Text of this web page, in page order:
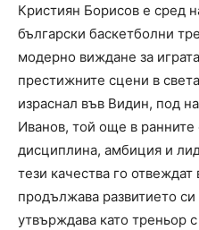
Кристиян Борисов е сред
български баскетболни
модерно виждане за
престижните сцени в
израснал във Видин, под
Иванов, той още в
дисциплина, амбиция и
тези качества го
продължава развитието
утвърждава като треньор